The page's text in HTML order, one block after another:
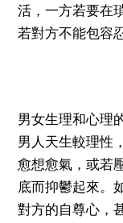
活，一方若要在
若對方不能包容
男女生理和心理
男人天生較理性
愈想愈氣，或若
底而抑鬱起來。
對方的自尊心，